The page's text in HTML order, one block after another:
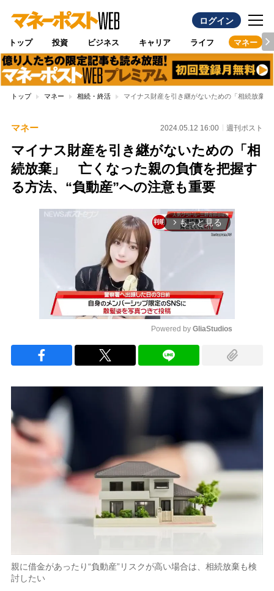
ログイン
トップ 投資 ビジネス キャリア ライフ マネー
トップ マネー 相続・終活 マイナス財産を引き継がないための「相続放棄
マネー 2024.05.12 16:00 週刊ポスト
マイナス財産を引き継がないための「相
続放棄」 亡くなった親の負債を把握す
る方法、“負動産”への注意も重要
arrow_forward_ios もっと見る
Powered by GliaStudios
親に借金があったり“負動産”リスクが高い場合は、相続放棄も検
討したい